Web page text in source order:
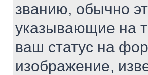
званию, обычно
указывающие на
ваш статус на
изображение,